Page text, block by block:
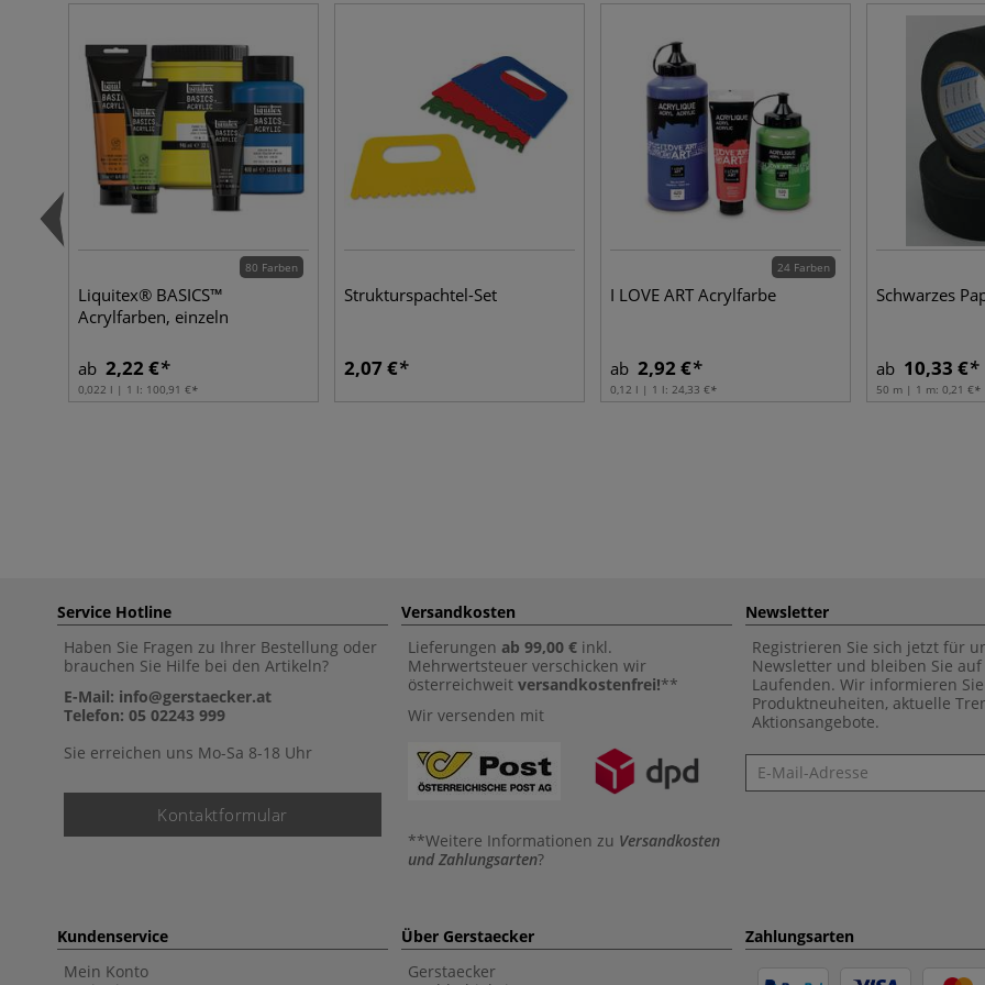
80 Farben
Liquitex® BASICS™
Acrylfarben, einzeln
ab 2,22 €
0,022 l | 1 l: 100,91 €
Strukturspachtel-Set
2,07 €
24 Farben
I LOVE ART Acrylfarbe
ab 2,92 €
0,12 l | 1 l: 24,33 €
Schwarzes
ab 10,33 €
50 m | 1 m: 0,21 €
Service Hotline
Haben Sie Fragen zu Ihrer Bestellung oder
brauchen Sie Hilfe bei den Artikeln?
E-Mail: info@gerstaecker.at
Telefon: 05 02243 999
Sie erreichen uns Mo-Sa 8-18 Uhr
Kontaktformular
Versandkosten
Lieferungen ab 99,00 € inkl.
Mehrwertsteuer verschicken wir
österreichweit versandkostenfrei!**
Wir versenden mit
**Weitere Informationen zu Versandkosten
und Zahlungsarten?
Newsletter
Registrieren Sie sich jetzt für
Newsletter und bleiben Sie auf
Laufenden. Wir informieren
Produktneuheiten, aktuelle
Aktionsangebote.
Newsletter
Kundenservice
Mein Konto
Über Gerstaecker
Gerstaecker
Zahlungsarten